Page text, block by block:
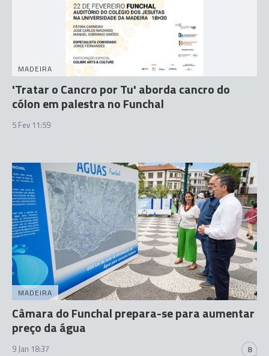
MADEIRA
'Tratar o Cancro por Tu' aborda cancro do
cólon em palestra no Funchal
5 Fev 11:59
MADEIRA
Câmara do Funchal prepara-se para aumentar
preço da água
9 Jan 18:37 8